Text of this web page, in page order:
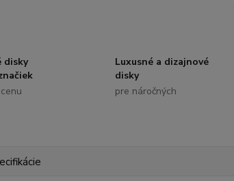
disky
Luxusné a dizajnové
disky
pre náročných